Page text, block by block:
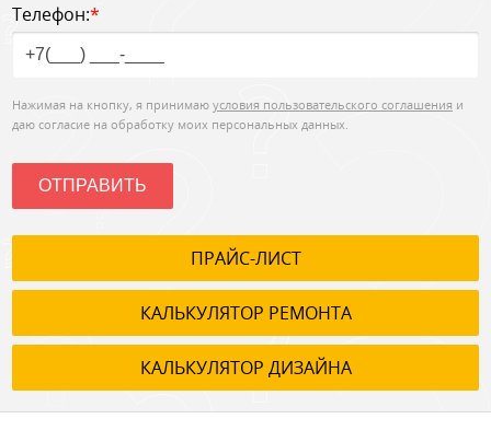
Телефон:*
Нажимая на кнопку, я принимаю условия пользовательского соглашения и
даю согласие на обработку моих персональных данных.
ОТПРАВИТЬ
ПРАЙС-ЛИСТ
КАЛЬКУЛЯТОР РЕМОНТА
КАЛЬКУЛЯТОР ДИЗАЙНА